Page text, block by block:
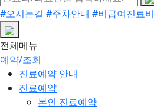
#오시는길 #주차안내 #비급여진료비
전체메뉴
예약/조회
진료예약 안내
진료예약
본인 진료예약